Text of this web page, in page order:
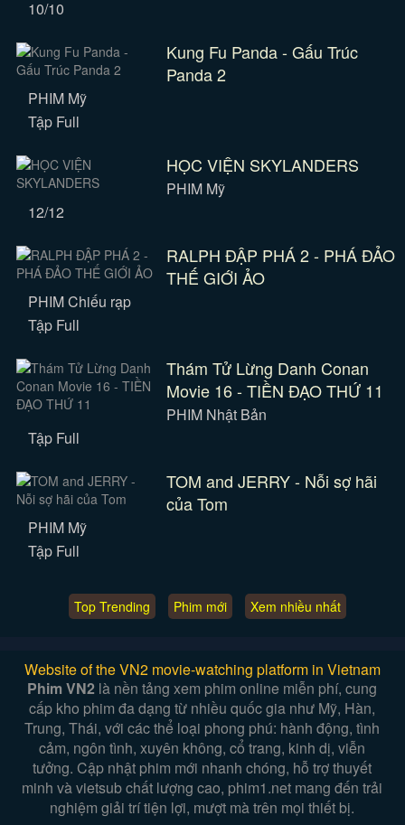
10/10
Kung Fu Panda - Gấu Trúc
Panda 2
PHIM Mỹ
Tập Full
HỌC VIỆN SKYLANDERS
PHIM Mỹ
12/12
RALPH ĐẬP PHÁ 2 - PHÁ ĐẢO
THẾ GIỚI ẢO
PHIM Chiếu rạp
Tập Full
Thám Tử Lừng Danh Conan
Movie 16 - TIỀN ĐẠO THỨ 11
PHIM Nhật Bản
Tập Full
TOM and JERRY - Nỗi sợ hãi
của Tom
PHIM Mỹ
Tập Full
Top Trending Phim mới Xem nhiều nhất
Website of the VN2 movie-watching platform in Vietnam
Phim VN2 là nền tảng xem phim online miễn phí, cung
cấp kho phim đa dạng từ nhiều quốc gia như Mỹ, Hàn,
Trung, Thái, với các thể loại phong phú: hành động, tình
cảm, ngôn tình, xuyên không, cổ trang, kinh dị, viễn
tưởng. Cập nhật phim mới nhanh chóng, hỗ trợ thuyết
minh và vietsub chất lượng cao, phim1.net mang đến trải
nghiệm giải trí tiện lợi, mượt mà trên mọi thiết bị.